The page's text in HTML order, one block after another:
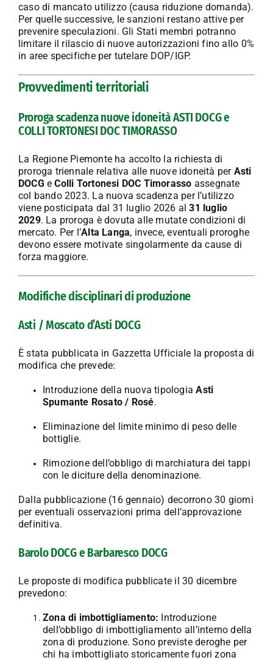
caso di mancato utilizzo (causa riduzione domanda).
Per quelle successive, le sanzioni restano attive per
prevenire speculazioni. Gli Stati membri potranno
limitare il rilascio di nuove autorizzazioni fino allo 0%
in aree specifiche per tutelare DOP/IGP.
Provvedimenti territoriali
Proroga scadenza nuove idoneità ASTI DOCG e
COLLI TORTONESI DOC TIMORASSO
La Regione Piemonte ha accolto la richiesta di
proroga triennale relativa alle nuove idoneità per Asti
DOCG eColli Tortonesi DOC Timorasso assegnate
col bando 2023. La nuova scadenza per l’utilizzo
viene posticipata dal 31 luglio 2026 al31 luglio
2029. La proroga è dovuta alle mutate condizioni di
mercato. Per l’Alta Langa, invece, eventuali proroghe
devono essere motivate singolarmente da cause di
forza maggiore.
Modifiche disciplinari di produzione
Asti / Moscato d’Asti DOCG
È stata pubblicata in Gazzetta Ufficiale la proposta di
modifica che prevede:
Introduzione della nuova tipologiaAsti
Spumante Rosato / Rosé.
Eliminazione del limite minimo di peso delle
bottiglie.
Rimozione dell’obbligo di marchiatura dei tappi
con le diciture della denominazione.
Dalla pubblicazione (16 gennaio) decorrono 30 giorni
per eventuali osservazioni prima dell’approvazione
definitiva.
Barolo DOCG e Barbaresco DOCG
Le proposte di modifica pubblicate il 30 dicembre
prevedono:
Zona di imbottigliamento: Introduzione
dell’obbligo di imbottigliamento all’interno della
zona di produzione. Sono previste deroghe per
chi ha imbottigliato storicamente fuori zona